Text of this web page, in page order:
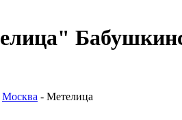
Москва - Метелица